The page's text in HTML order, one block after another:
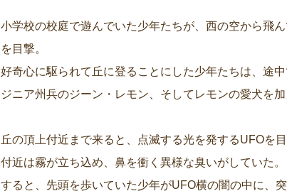
小学校の校庭で遊んでいた少年たちが、西の空から飛
を目撃。
好奇心に駆られて丘に登ることにした少年たちは、途
ジニア州兵のジーン・レモン、そしてレモンの愛犬を
丘の頂上付近まで来ると、点滅する光を発するUFOを目
付近は霧が立ち込め、鼻を衝く異様な臭いがしていた。
すると、先頭を歩いていた少年がUFO横の闇の中に、